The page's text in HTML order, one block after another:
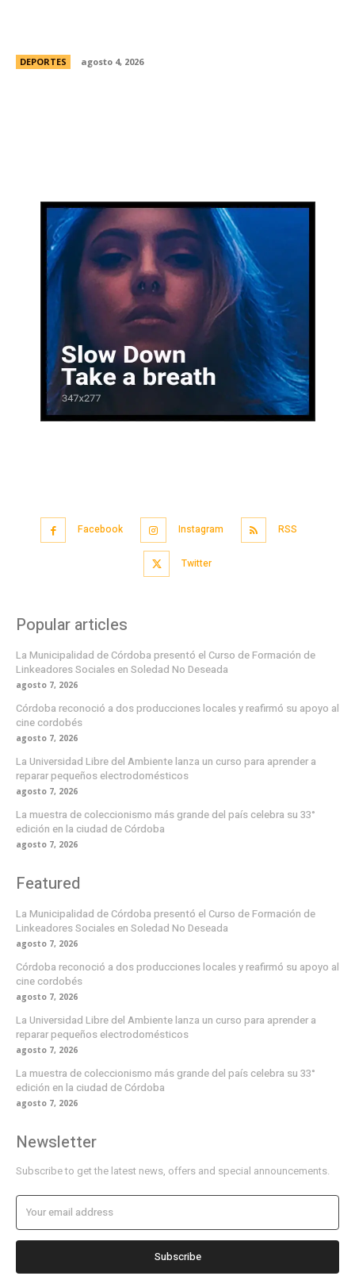
DEPORTES agosto 4, 2026
Facebook Instagram RSS
Twitter
Popular articles
La Municipalidad de Córdoba presentó el Curso de Formación de
Linkeadores Sociales en Soledad No Deseada
agosto 7, 2026
Córdoba reconoció a dos producciones locales y reafirmó su apoyo al
cine cordobés
agosto 7, 2026
La Universidad Libre del Ambiente lanza un curso para aprender a
reparar pequeños electrodomésticos
agosto 7, 2026
La muestra de coleccionismo más grande del país celebra su 33°
edición en la ciudad de Córdoba
agosto 7, 2026
Featured
La Municipalidad de Córdoba presentó el Curso de Formación de
Linkeadores Sociales en Soledad No Deseada
agosto 7, 2026
Córdoba reconoció a dos producciones locales y reafirmó su apoyo al
cine cordobés
agosto 7, 2026
La Universidad Libre del Ambiente lanza un curso para aprender a
reparar pequeños electrodomésticos
agosto 7, 2026
La muestra de coleccionismo más grande del país celebra su 33°
edición en la ciudad de Córdoba
agosto 7, 2026
Newsletter
Subscribe to get the latest news, offers and special announcements.
Subscribe